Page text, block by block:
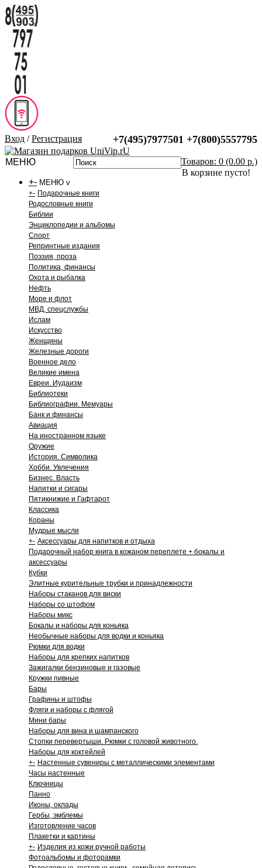
Вход /Регистрация +7(495)7977501 +7(800)5557795
Товаров: 0 (0.00 р.)
В корзине пусто!
МЕНЮ
+- МЕНЮ v
+- Подарочные книги
Родословные книги
Библии
Энциклопедии и альбомы
Спорт
Репринтные издания
Поэзия, проза
Политика, финансы
Охота и рыбалка
Нефть
Море и флот
МВД, спецслужбы
Ислам
Искусство
Женщины
Железные дороги
Военное дело
Великие имена
Евреи. Иудаизм
Библиотеки
Библиографии. Мемуары
Банк и финансы
Авиация
На иностранном языке
Оружие
История. Символика
Хобби. Увлечения
Бизнес. Власть
Напитки и сигары
Пятикнижие и Гафтарот
Классика
Кораны
Мудрые мысли
+- Аксессуары для напитков и отдыха
Подарочный набор книга в кожаном переплете + бокалы и
аксессуары
Кубки
Элитные курительные трубки и принадлежности
Наборы стаканов для виски
Наборы со штофом
Наборы микс
Бокалы и наборы для коньяка
Необычные наборы для водки и коньяка
Рюмки для водки
Наборы для крепких напитков
Зажигалки бензиновые и газовые
Кружки пивные
Бары
Графины и штофы
Фляги и наборы с флягой
Мини бары
Наборы для вина и шампанского
Стопки перевертыши. Рюмки с головой животного.
Наборы для коктейлей
+- Настенные сувениры с металлическими элементами
Часы настенные
Ключницы
Панно
Иконы, оклады
Гербы, эмблемы
Изготовление часов
Плакетки и картины
+- Изделия из кожи ручной работы
Фотоальбомы и фоторамки